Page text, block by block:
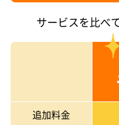
サービスを比べ
追加料金